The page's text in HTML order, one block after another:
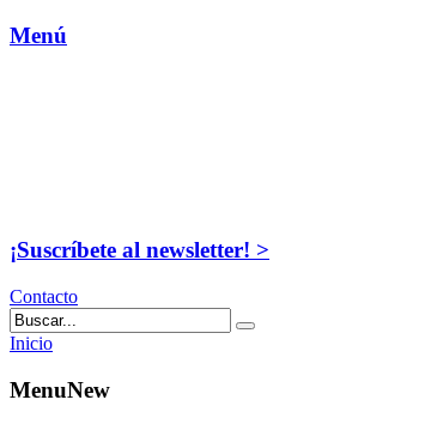
Menú
¡Suscríbete al newsletter! >
Contacto
Inicio
MenuNew